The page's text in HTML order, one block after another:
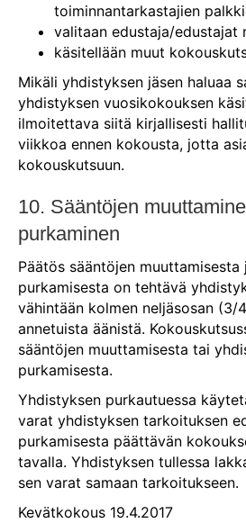
toiminnantarkastajien
valitaan edustaja/edustajat
käsitellään muut
Mikäli yhdistyksen jäsen haluaa
yhdistyksen vuosikokouksen
ilmoitettava siitä kirjallisesti
viikkoa ennen kokousta, jotta
kokouskutsuun.
10. Sääntöjen
purkaminen
Päätös sääntöjen
purkamisesta on tehtävä
vähintään kolmen neljäsosan (3/
annetuista äänistä.
sääntöjen muuttamisesta tai
purkamisesta.
Yhdistyksen purkautuessa
varat yhdistyksen tarkoituksen
purkamisesta päättävän
tavalla. Yhdistyksen tullessa
sen varat samaan tarkoitukseen.
Kevätkokous 19.4.2017